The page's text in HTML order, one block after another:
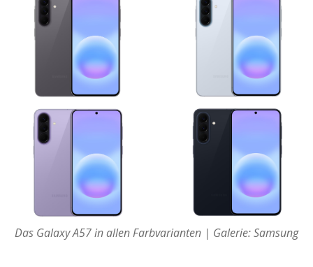
Das Galaxy A57 in allen Farbvarianten | Galerie: Samsung